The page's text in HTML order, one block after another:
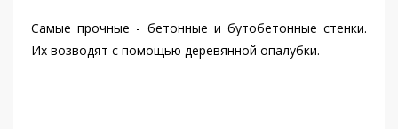
Самые прочные - бетонные и бутобетонные стенки.
Их возводят с помощью деревянной опалубки.